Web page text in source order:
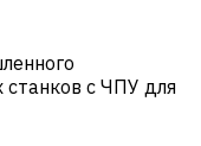
станков с ЧПУ для